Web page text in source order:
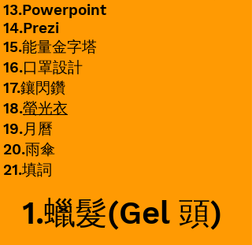
13.Powerpoint
14.Prezi
15.能量金字塔
16.口罩設計
17.鑲閃鑽
18.螢光衣
19.月曆
​20.雨傘
21.填詞
1.蠟髮(Gel 頭)